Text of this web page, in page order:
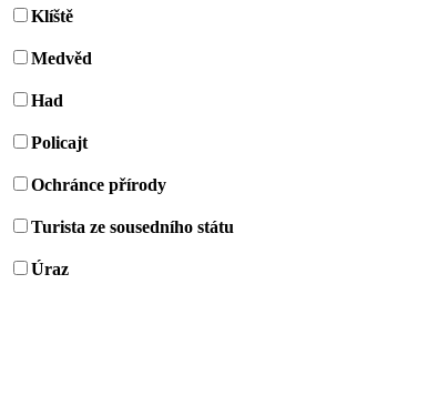
Klíště
Medvěd
Had
Policajt
Ochránce přírody
Turista ze sousedního státu
Úraz